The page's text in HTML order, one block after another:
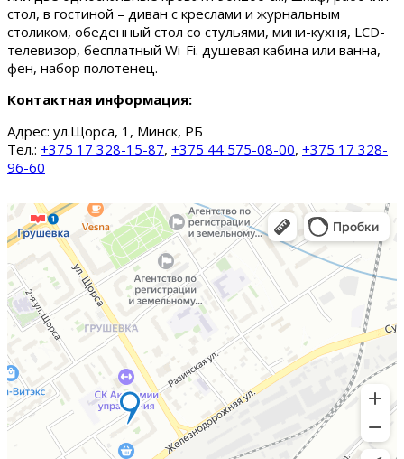
стол, в гостиной – диван с креслами и журнальным
столиком, обеденный стол со стульями, мини-кухня, LCD-
телевизор, бесплатный Wi-Fi. душевая кабина или ванна,
фен, набор полотенец.
Контактная информация:
Адрес: ул.Щорса, 1, Минск, РБ
Тел.: +375 17 328-15-87, +375 44 575-08-00, +375 17 328-
96-60